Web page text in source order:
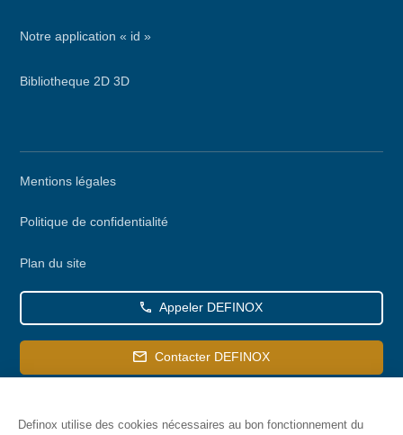
Notre application « id »
Bibliotheque 2D 3D
Mentions légales
Politique de confidentialité
Plan du site
Appeler DEFINOX
Contacter DEFINOX
Definox utilise des cookies nécessaires au bon fonctionnement du